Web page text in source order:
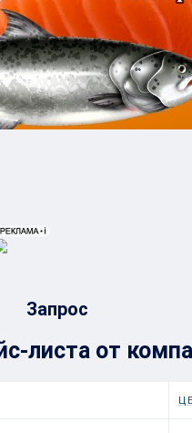
Запрос
листа от